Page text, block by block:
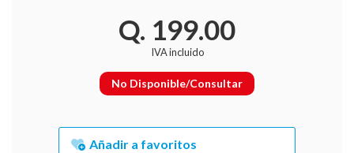
Q. 199.00
IVA incluido
No Disponible/Consultar
Añadir a favoritos